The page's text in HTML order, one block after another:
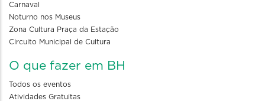
Carnaval
Noturno nos Museus
Zona Cultura Praça da Estação
Circuito Municipal de Cultura
O que fazer em BH
Todos os eventos
Atividades Gratuitas